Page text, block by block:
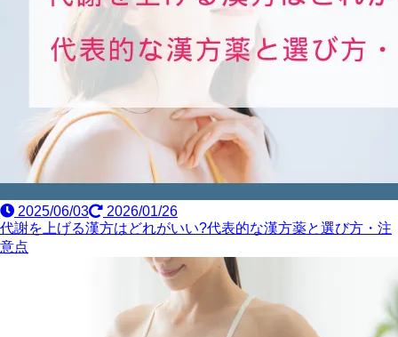
2025/06/03
2026/01/26
代謝を上げる漢方はどれがいい?代表的な漢方薬と選び方・注
意点